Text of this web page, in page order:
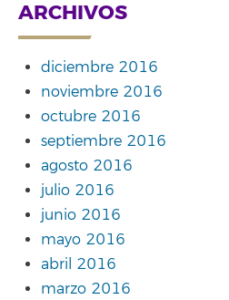
ARCHIVOS
diciembre 2016
noviembre 2016
octubre 2016
septiembre 2016
agosto 2016
julio 2016
junio 2016
mayo 2016
abril 2016
marzo 2016